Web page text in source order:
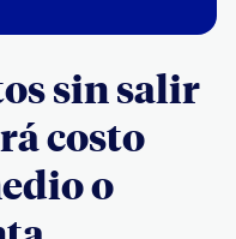
sin salir
costo
o